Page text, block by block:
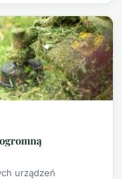
urządzeń